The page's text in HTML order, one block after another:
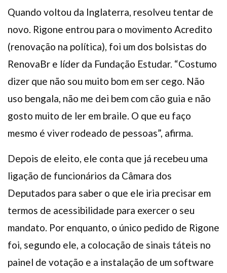
Quando voltou da Inglaterra, resolveu tentar de
novo. Rigone entrou para o movimento Acredito
(renovação na política), foi um dos bolsistas do
RenovaBr e líder da Fundação Estudar. “Costumo
dizer que não sou muito bom em ser cego. Não
uso bengala, não me dei bem com cão guia e não
gosto muito de ler em braile. O que eu faço
mesmo é viver rodeado de pessoas”, afirma.
Depois de eleito, ele conta que já recebeu uma
ligação de funcionários da Câmara dos
Deputados para saber o que ele iria precisar em
termos de acessibilidade para exercer o seu
mandato. Por enquanto, o único pedido de Rigone
foi, segundo ele, a colocação de sinais táteis no
painel de votação e a instalação de um software